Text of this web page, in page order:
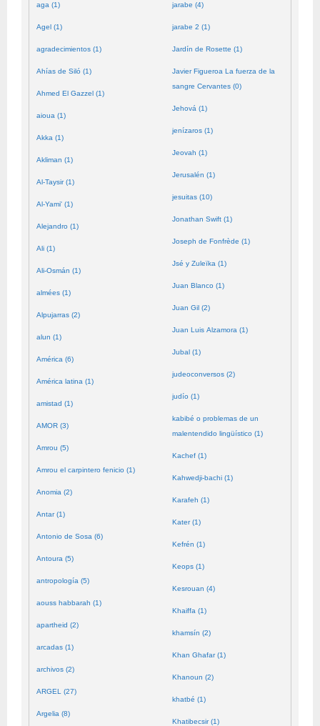
aga (1)
Agel (1)
agradecimientos (1)
Ahías de Siló (1)
Ahmed El Gazzel (1)
aioua (1)
Akka (1)
Akliman (1)
Al-Taysir (1)
Al-Yami' (1)
Alejandro (1)
Ali (1)
Ali-Osmán (1)
almées (1)
Alpujarras (2)
alun (1)
América (6)
América latina (1)
amistad (1)
AMOR (3)
Amrou (5)
Amrou el carpintero fenicio (1)
Anomia (2)
Antar (1)
Antonio de Sosa (6)
Antoura (5)
antropología (5)
aouss habbarah (1)
apartheid (2)
arcadas (1)
archivos (2)
ARGEL (27)
Argelia (8)
jarabe (4)
jarabe 2 (1)
Jardín de Rosette (1)
Javier Figueroa La fuerza de la
sangre Cervantes (0)
Jehová (1)
jenízaros (1)
Jeovah (1)
Jerusalén (1)
jesuitas (10)
Jonathan Swift (1)
Joseph de Fonfrède (1)
Jsé y Zuleïka (1)
Juan Blanco (1)
Juan Gil (2)
Juan Luis Alzamora (1)
Jubal (1)
judeoconversos (2)
judío (1)
kabibé o problemas de un
malentendido lingüístico (1)
Kachef (1)
Kahwedji-bachi (1)
Karafeh (1)
Kater (1)
Kefrén (1)
Keops (1)
Kesrouan (4)
Khaiffa (1)
khamsín (2)
Khan Ghafar (1)
Khanoun (2)
khatbé (1)
Khatibecsir (1)